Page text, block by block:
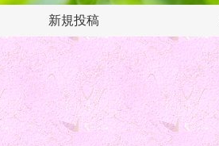
新規投稿